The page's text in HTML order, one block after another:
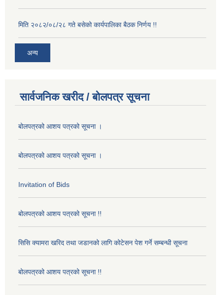
मिति २०८२/०८/२८ गते बसेको कार्यपालिका बैठक निर्णय !!
अन्य
सार्वजनिक खरीद / बोलपत्र सूचना
बोलपत्रको आशय पत्रको सूचना ।
बोलपत्रको आशय पत्रको सूचना ।
Invitation of Bids
बोलपत्रको आशय पत्रको सूचना !!
सिसि क्यामरा खरिद तथा जडानको लागि कोटेसन पेश गर्ने सम्बन्धी सूचना
बोलपत्रको आशय पत्रको सूचना !!